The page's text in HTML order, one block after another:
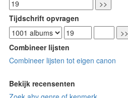
Tijdschrift opvragen
Combineer lijsten
Combineer lijsten tot eigen canon
Bekijk recensenten